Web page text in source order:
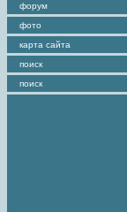
форум
фото
карта сайта
поиск
поиск